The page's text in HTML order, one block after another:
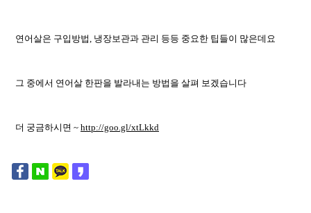
연어살은 구입방법, 냉장보관과 관리 등등 중요한 팁들이 많은데요
그 중에서 연어살 한판을 발라내는 방법을 살펴 보겠습니다
더 궁금하시면 ~ http://goo.gl/xtLkkd